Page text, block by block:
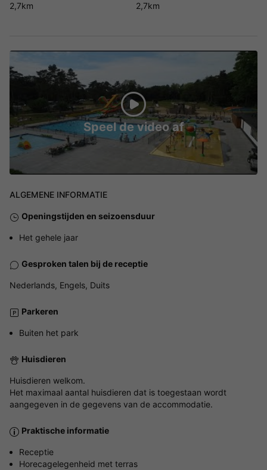
2,7km
2,7km
Speel de video af
ALGEMENE INFORMATIE
Openingstijden en seizoensduur
Het gehele jaar
Gesproken talen bij de receptie
Nederlands, Engels, Duits
Parkeren
Buiten het park
Huisdieren
Huisdieren welkom.
Het maximaal aantal huisdieren dat is toegestaan wordt
aangegeven in de gegevens van de accommodatie.
Praktische informatie
Receptie
Horecagelegenheid met terras